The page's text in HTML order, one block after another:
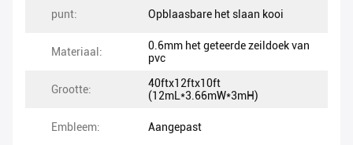
punt: Opblaasbare het slaan kooi
Materiaal:
0.6mm het geteerde zeildoek van
pvc
Grootte:
40ftx12ftx10ft
(12mL*3.66mW*3mH)
Embleem: Aangepast